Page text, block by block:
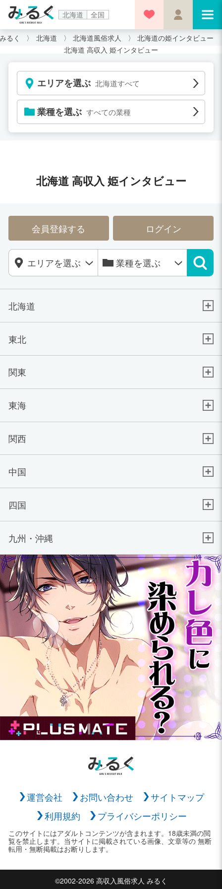
北海道 全国
るく 北海道 北海道風俗求人
北海道の姫インタビュー
北海道 高収入 姫インタビュー
エリアを選ぶ 北海道すべて
業種を選ぶ すべての業種
北海道 高収入 姫インタビュー
会員登録する ログイン
北海道
東北
関東
東海
関西
中国
四国
九州・沖縄
運営会社 お問い合わせ
サイトマップ
利用規約
プライバシーポリシー
このサイトにはアダルトコンテンツが含まれます。18歳未満の閲
覧を禁止します。当サイトに掲載されている画像、文章等の 無断
転用・無断掲載はお断りします。
©2002-2026 高収入風俗求人 みるく